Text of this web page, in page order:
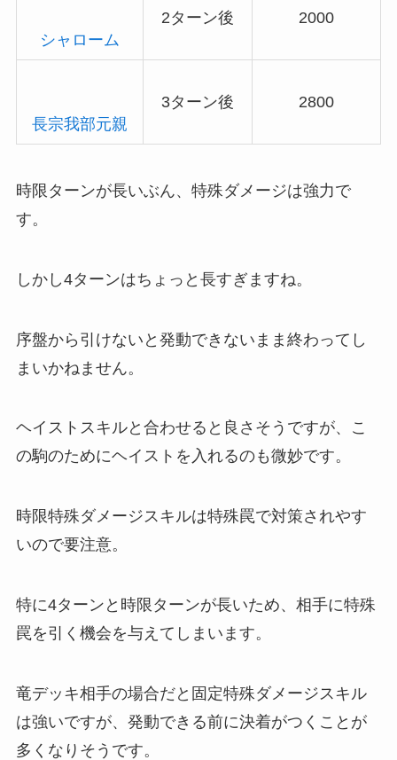
シャローム
2ターン後 2000
長宗我部元親
3ターン後 2800
時限ターンが長いぶん、特殊ダメージは強力で
す。
しかし4ターンはちょっと長すぎますね。
序盤から引けないと発動できないまま終わってし
まいかねません。
ヘイストスキルと合わせると良さそうですが、こ
の駒のためにヘイストを入れるのも微妙です。
時限特殊ダメージスキルは特殊罠で対策されやす
いので要注意。
特に4ターンと時限ターンが長いため、相手に特殊
罠を引く機会を与えてしまいます。
竜デッキ相手の場合だと固定特殊ダメージスキル
は強いですが、発動できる前に決着がつくことが
多くなりそうです。